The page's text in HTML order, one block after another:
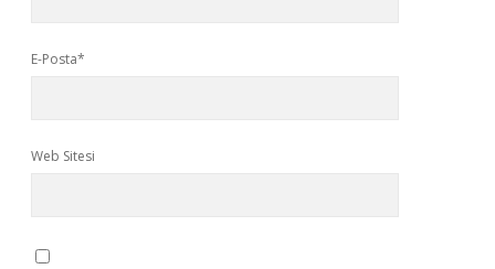
E-Posta*
Web Sitesi